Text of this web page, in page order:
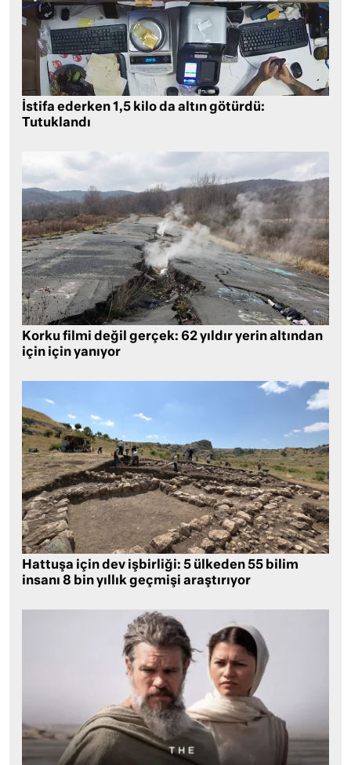
İstifa ederken 1,5 kilo da altın götürdü:
Tutuklandı
Korku filmi değil gerçek: 62 yıldır yerin altından
için için yanıyor
Hattuşa için dev işbirliği: 5 ülkeden 55 bilim
insanı 8 bin yıllık geçmişi araştırıyor